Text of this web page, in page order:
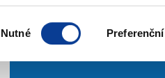
souhlasu
Nutné Preferenční